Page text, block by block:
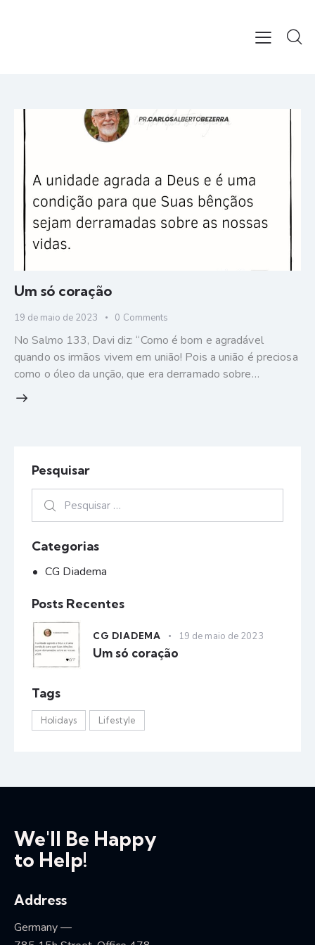
Um só coração
19 de maio de 2023 0 Comments
No Salmo 133, Davi diz: “Como é bom e agradável
quando os irmãos vivem em união! Pois a união é preciosa
como o óleo da unção, que era derramado sobre…
Pesquisar
Categorias
CG Diadema
Posts Recentes
CG DIADEMA 19 de maio de 2023
Um só coração
Tags
Holidays Lifestyle
We'll Be Happy
to Help!
Address
Germany —